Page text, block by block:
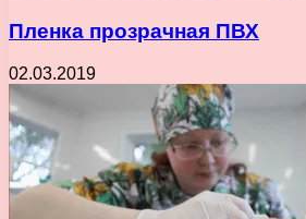
Пленка прозрачная ПВХ
02.03.2019